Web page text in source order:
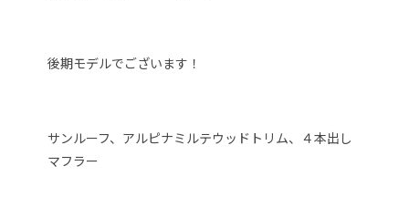
後期モデルでございます！
サンルーフ、アルピナミルテウッドトリム、４本出し
マフラー